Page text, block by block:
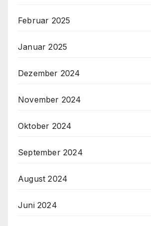
Februar 2025
Januar 2025
Dezember 2024
November 2024
Oktober 2024
September 2024
August 2024
Juni 2024